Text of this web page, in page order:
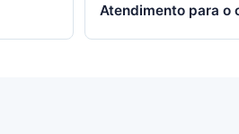
Atendimento para o